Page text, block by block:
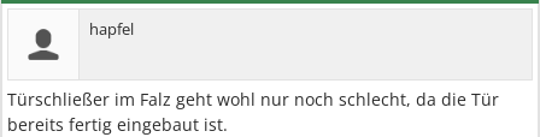
hapfel
Türschließer im Falz geht wohl nur noch schlecht, da die Tür
bereits fertig eingebaut ist.